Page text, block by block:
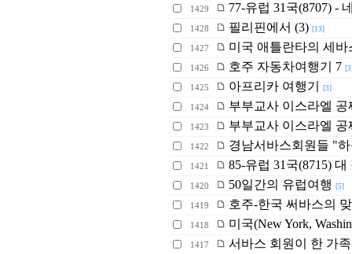
1429 77-유럽 31국(8707) -
1428 필리핀에서 (3) [13]
1427 미국 애틀란타의 세바
1426 호주 자동차여행기 7
1425 아프리카 여행기 [3]
1424 부부교사 이스라엘 공
1423 부부교사 이스라엘
1422 경남서바스회원들 "
1421 85-유럽 31국(8715)
1420 50일간의 유럽여행 [5]
1419 호주-한국 써바스의
1418 미국(New York,
1417 서바스 회원이 한 가